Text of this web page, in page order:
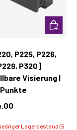
P225, P226,
P320]
Visierung |
Lagerbestand (5
In den